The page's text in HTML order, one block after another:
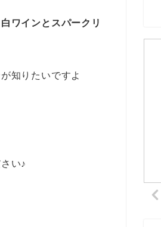
ワインとスパークリ
知りたいですよ
い♪